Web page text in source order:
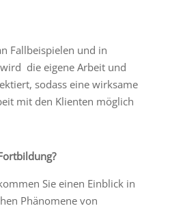
Fallbeispielen und in
die eigene Arbeit und
sodass eine wirksame
mit den Klienten möglich
Sie einen Einblick in
Phänomene von